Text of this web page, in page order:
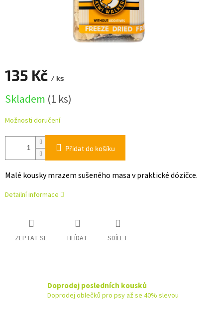
135 Kč / ks
cena:
Skladem (1 ks)
Možnosti doručení
Přidat do košíku
Malé kousky mrazem sušeného masa v praktické dózičce.
Detailní informace
ZEPTAT SE HLÍDAT SDÍLET
Doprodej posledních kousků
Doprodej oblečků pro psy až se 40% slevou